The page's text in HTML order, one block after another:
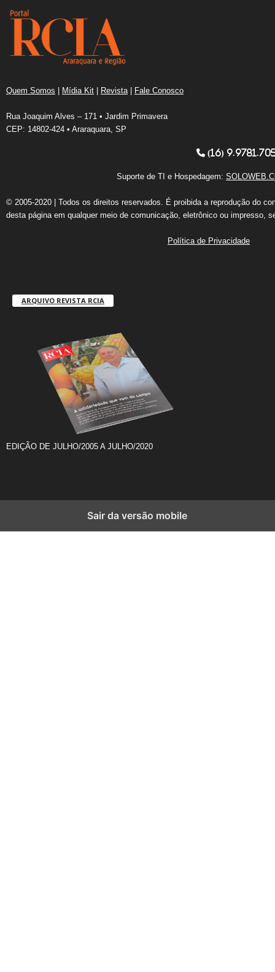
Quem Somos | Mídia Kit | Revista | Fale Conosco
Rua Joaquim Alves – 171 • Jardim Primavera
CEP: 14802-424 • Araraquara, SP
(16)
Suporte de TI e Hospedagem:
© 2005-2020 | Todos os direitos reservados. É proibida a reprodução do
desta página em qualquer meio de comunicação, eletrônico ou impresso,
Política de Privacidade
ARQUIVO REVISTA RCIA
EDIÇÃO DE JULHO/2005 A JULHO/2020
Sair da versão mobile